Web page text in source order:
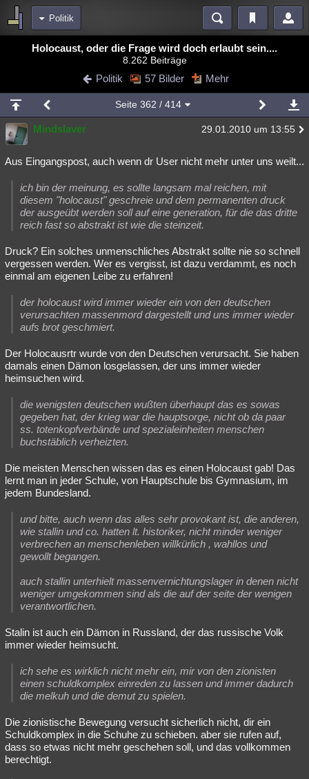
Politik
Bereiche
Blogs Videos
Chat Wiki Neuigkeiten
meine Rubriken
Menschen Wissenschaft Mystery Kriminalfälle
Spiritualität Verschwörungen Technologie Ufologie
Natur Umfragen Unterhaltung
weitere Rubriken
Philosophie Träume Orte Esoterik
Astronomie Helpdesk Gruppen Gaming Filme
Musik Clash Verbesserungen
Übersichten
Besucht Teilgenommen
Lesenswert Schlüsselwörter
Holocaust, oder die Frage wird doch erlaubt sein....
8.262 Beiträge
Politik 57 Bilder Mehr
Seite 362 / 414
Mindslaver 29.01.2010 um 13:55
Aus Eingangspost, auch wenn dr User nicht mehr unter uns weilt...
ich bin der meinung, es sollte langsam mal reichen, mit
diesem "holocaust" geschreie und dem permanenten druck
der ausgeübt werden soll auf eine generation, für die das dritte
reich fast so abstrakt ist wie die steinzeit.
Druck? Ein solches unmenschliches Abstrakt sollte nie so schnell
vergessen werden. Wer es vergisst, ist dazu verdammt, es noch
einmal am eigenen Leibe zu erfahren!
der holocaust wird immer wieder ein von den deutschen
verursachten massenmord dargestellt und uns immer wieder
aufs brot geschmiert.
Der Holocausrtr wurde von den Deutschen verursacht. Sie haben
damals einen Dämon losgelassen, der uns immer wieder
heimsuchen wird.
die wenigsten deutschen wußten überhaupt das es sowas
gegeben hat, der krieg war die hauptsorge, nicht ob da paar
ss. totenkopfverbände und spezialeinheiten menschen
buchstäblich verheizten.
Die meisten Menschen wissen das es einen Holocaust gab! Das
lernt man in jeder Schule, von Hauptschule bis Gymnasium, im
jedem Bundesland.
und bitte, auch wenn das alles sehr provokant ist, die anderen,
wie stallin und co. hatten lt. historiker, nicht minder weniger
verbrechen an menschenleben willkürlich , wahllos und
gewollt begangen.
auch stallin unterhielt massenvernichtungslager in denen nicht
weniger umgekommen sind als die auf der seite der wenigen
verantwortlichen.
Stalin ist auch ein Dämon in Russland, der das russische Volk
immer wieder heimsucht.
ich sehe es wirklich nicht mehr ein, mir von den zionisten
einen schuldkomplex einreden zu lassen und immer dadurch
die melkuh und die demut zu spielen.
Die zionistische Bewegung versucht sicherlich nicht, dir ein
Schuldkomplex in die Schuhe zu schieben. aber sie rufen auf,
dass so etwas nicht mehr geschehen soll, und das vollkommen
berechtigt.